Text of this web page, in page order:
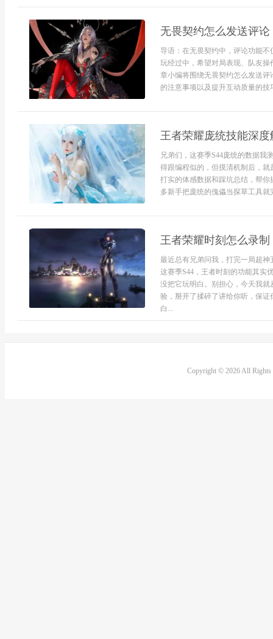
无畏契约怎么发送评论
导语：在无畏契约中，评论功能
玩经过中，希望对局表现、队友
章小编将围绕无畏契约怎么发送
的注意事项以及提升互动质量的
王者荣耀庞统技能深
兄弟们，这赛季S44庞统的数据我
得跟编程似的，但摸清机制后，
打实的体感数据和踩坑总结，帮
多新手把庞统的傀儡当探草工具就
王者荣耀时刻怎么录
最近总有兄弟问我，打完一局超
这赛季S44，王者时刻的功能其实
没把它玩明白。别担心，今天我
验，掰开了揉碎了讲给你听，保
白...
Copyright © 2026 All